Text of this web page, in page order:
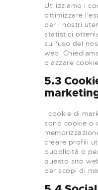
Utilizziamo i
ottimizzare
per i nostri
statistici
sull'uso del
web.
piazzare
5.3
I cookie di
sono cookie o
creare profili
pubblicità o
questo sito
per scopi di